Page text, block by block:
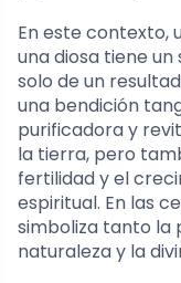
En este contexto,
una diosa tiene
solo de un
una bendición
purificadora y
la tierra, pero
fertilidad y el
espiritual. En las
simboliza tanto la
naturaleza y la